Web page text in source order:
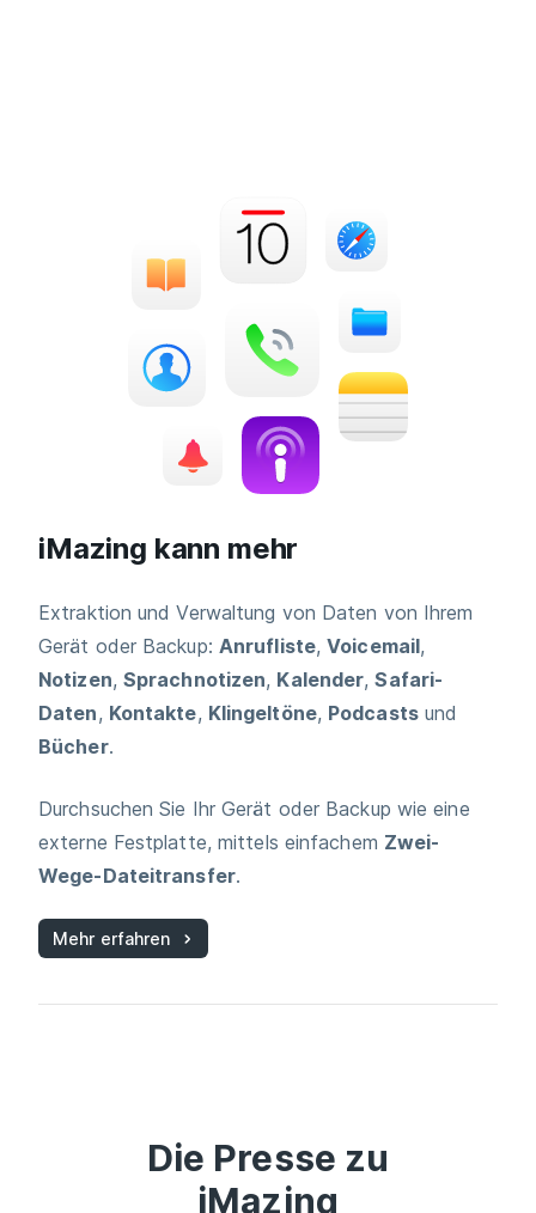
iMazing kann mehr
Extraktion und Verwaltung von Daten von Ihrem
Gerät oder Backup: Anrufliste,Voicemail,
Notizen, Sprachnotizen, Kalender,Safari-
Daten, Kontakte, Klingeltöne, Podcastsund
Bücher.
Durchsuchen Sie Ihr Gerät oder Backup wie eine
externe Festplatte, mittels einfachem Zwei-
Wege-Dateitransfer.
Mehr erfahren
Die Presse zu
iMazing